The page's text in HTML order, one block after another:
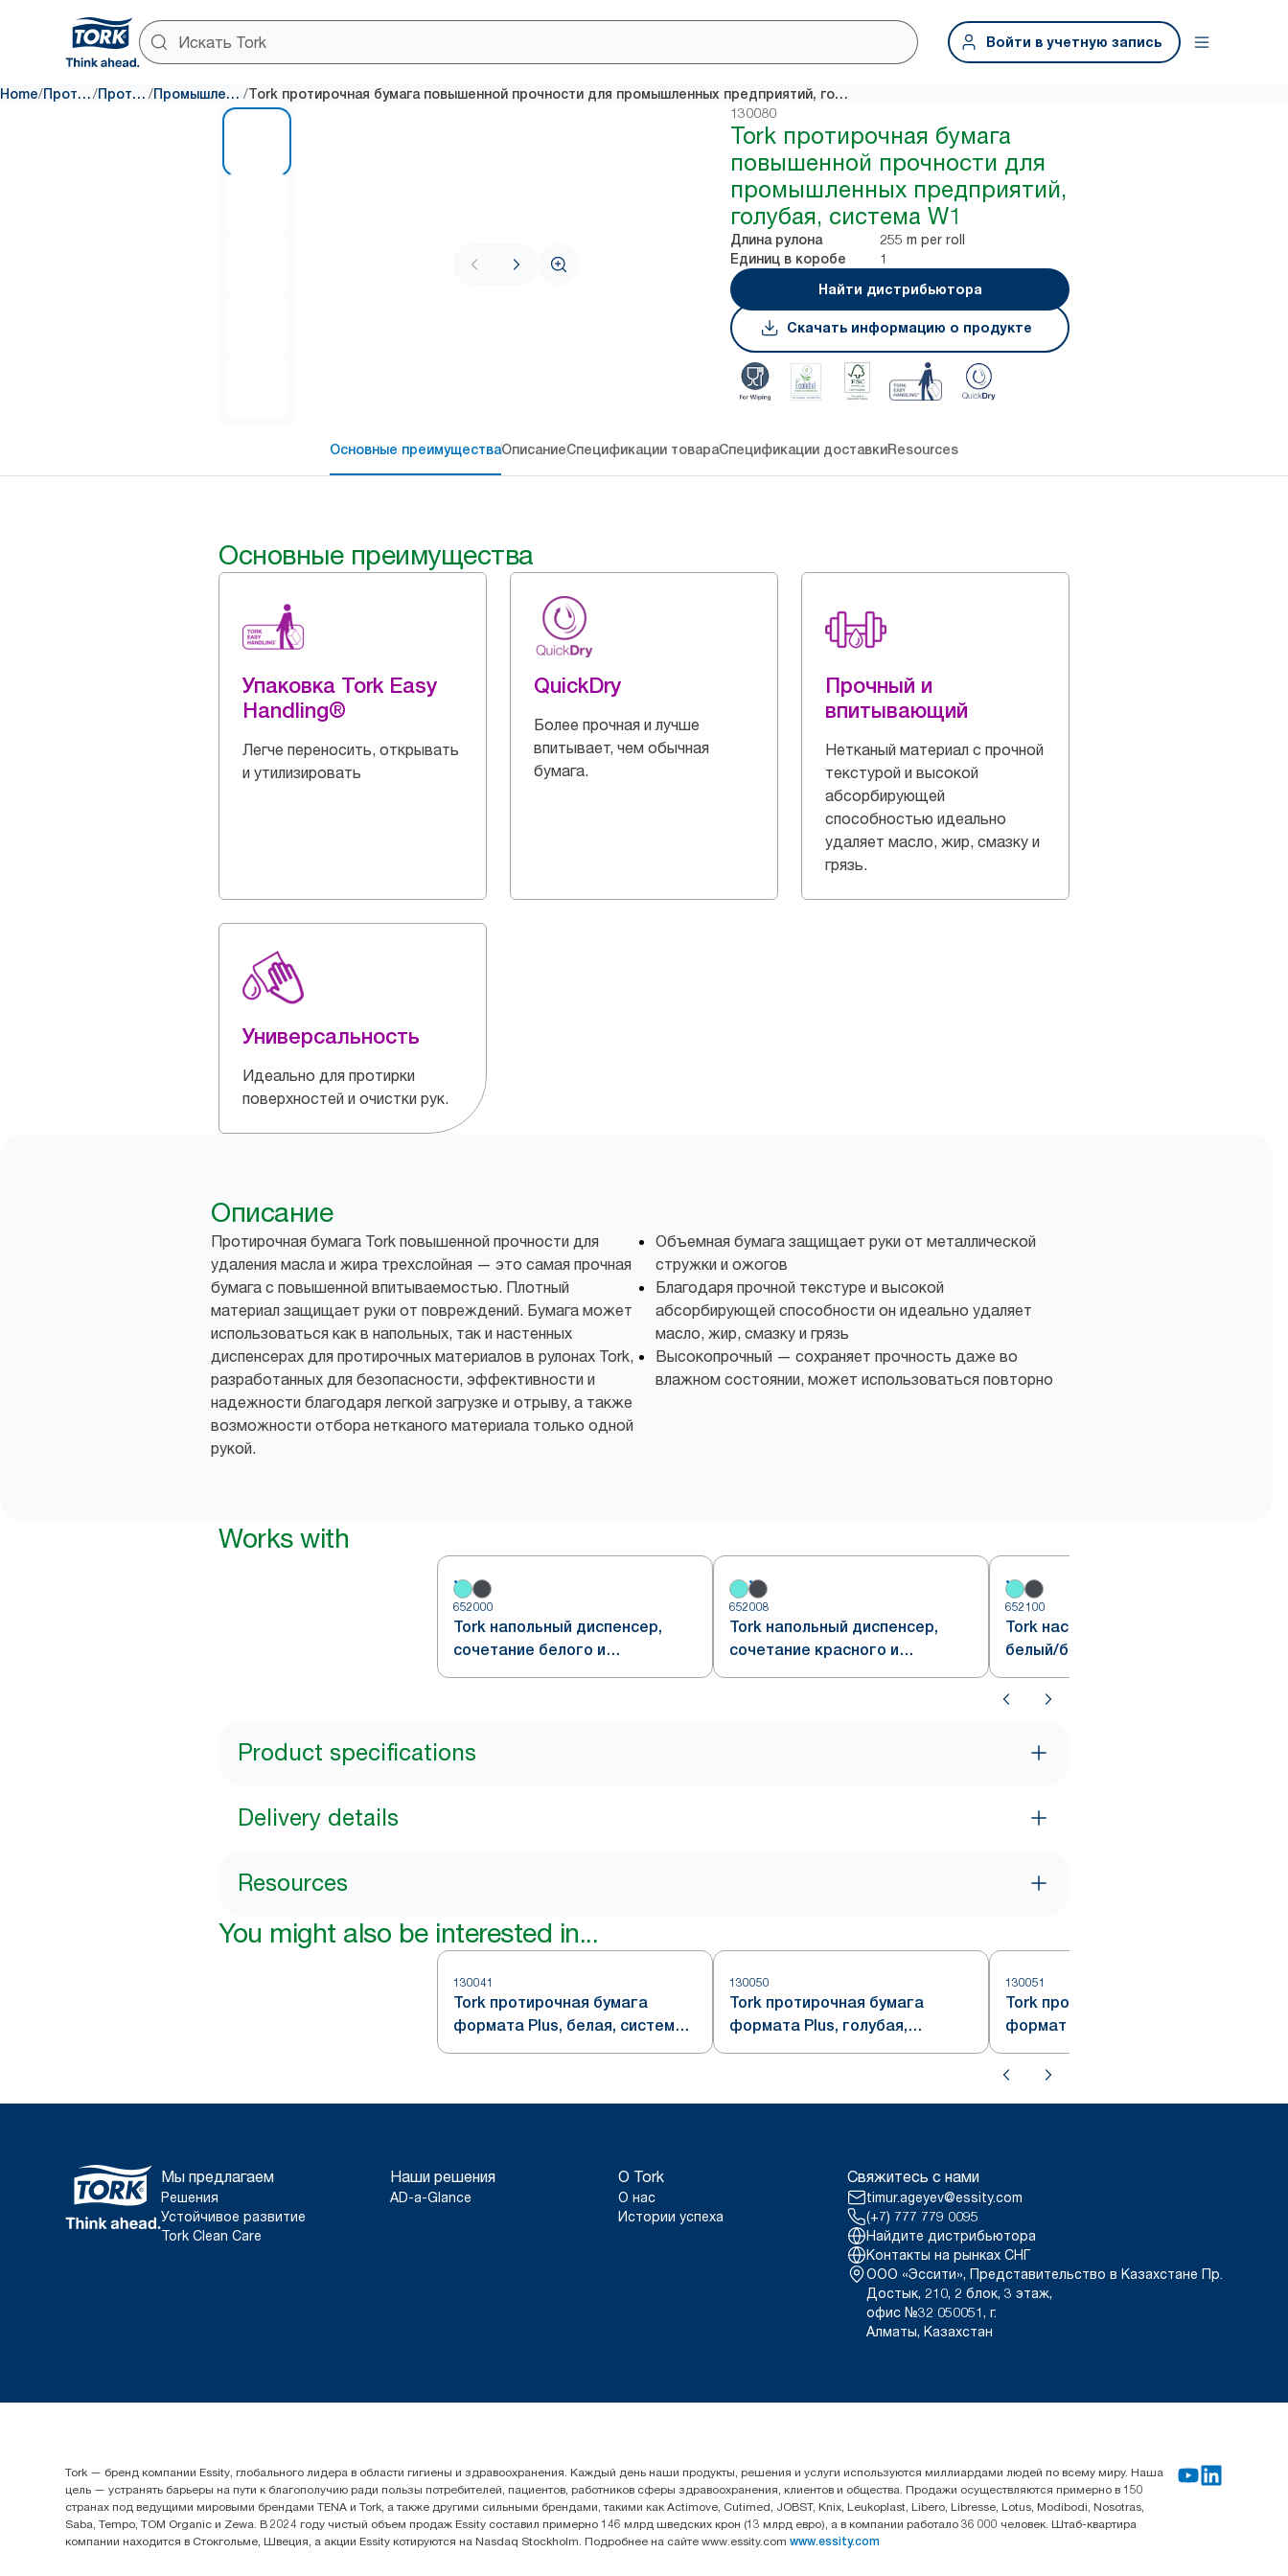
Войти в учетную запись
Home/ Протирка и очистка/ Протирочная бумага / Промышленный нетканый материал / Tork протирочная бумага повышенной прочности для промышленных предприятий, голубая, cистема W1
130080
Tork протирочная бумага
повышенной прочности для
промышленных предприятий,
голубая, cистема W1
Длина рулона 255 m per roll
Единиц в коробе
1
Найти дистрибьютора
Скачать информацию о продукте
Основные преимуществаОписаниеСпецификации товараСпецификации доставкиResources
Основные преимущества
Упаковка Tork Easy
Handling®
Легче переносить, открывать
и утилизировать
QuickDry
Более прочная и лучше
впитывает, чем обычная
бумага.
Прочный и
впитывающий
Нетканый материал с прочной
текстурой и высокой
абсорбирующей
способностью идеально
удаляет масло, жир, смазку и
грязь.
Универсальность
Идеально для протирки
поверхностей и очистки рук.
Описание
Протирочная бумага Tork повышенной прочности для
удаления масла и жира трехслойная — это самая прочная
бумага с повышенной впитываемостью. Плотный
материал защищает руки от повреждений. Бумага может
использоваться как в напольных, так и настенных
диспенсерах для протирочных материалов в рулонах Tork,
разработанных для безопасности, эффективности и
надежности благодаря легкой загрузке и отрыву, а также
возможности отбора нетканого материала только одной
рукой.
Объемная бумага защищает руки от металлической
стружки и ожогов
Благодаря прочной текстуре и высокой
абсорбирующей способности он идеально удаляет
масло, жир, смазку и грязь
Высокопрочный — сохраняет прочность даже во
влажном состоянии, может использоваться повторно
Works with
652000
Tork напольный диспенсер,
сочетание белого и
бирюзового, система W1
652008
Tork напольный диспенсер,
сочетание красного и
дымчато-серого, система W1
652100
Tork настенный диспенсер,
белый/бирюзовый, система W1
Product specifications
Delivery details
Resources
You might also be interested in...
130041
Tork протирочная бумага
формата Plus, белая, система
W1/W2
130050
Tork протирочная бумага
формата Plus, голубая,
система W1
130051
Tork протирочная бумага,
формат Plus, голубая, система
W1
Мы предлагаем
Решения
Устойчивое развитие
Tork Clean Care
Наши решения
AD-a-Glance
О Tork
О нас
Истории успеха
Свяжитесь с нами
timur.ageyev@essity.com
(+7) 777 779 0095
Найдите дистрибьютора
Контакты на рынках СНГ
ООО «Эссити», Представительство в Казахстане Пр.
Достык, 210, 2 блок, 3 этаж,
офис №32 050051, г.
Алматы, Казахстан
Tork — бренд компании Essity, глобального лидера в области гигиены и здравоохранения. Каждый день наши продукты, решения и услуги используются миллиардами людей по всему миру. Наша
цель — устранять барьеры на пути к благополучию ради пользы потребителей, пациентов, работников сферы здравоохранения, клиентов и общества. Продажи осуществляются примерно в 150
странах под ведущими мировыми брендами TENA и Tork, а также другими сильными брендами, такими как Actimove, Cutimed, JOBST, Knix, Leukoplast, Libero, Libresse, Lotus, Modibodi, Nosotras,
Saba, Tempo, TOM Organic и Zewa. В 2024 году чистый объем продаж Essity составил примерно 146 млрд шведских крон (13 млрд евро), а в компании работало 36 000 человек. Штаб-квартира
компании находится в Стокгольме, Швеция, а акции Essity котируются на Nasdaq Stockholm. Подробнее на сайте www.essity.com www.essity.com